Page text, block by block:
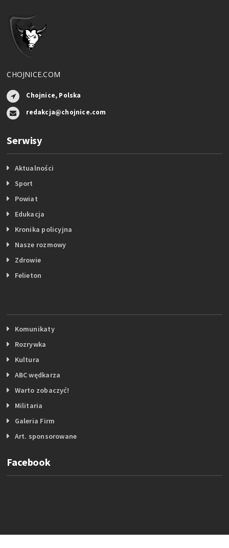
CHOJNICE.COM
Chojnice, Polska
redakcja@chojnice.com
Serwisy
Aktualności
Sport
Powiat
Edukacja
Kronika policyjna
Nasze rozmowy
Zdrowie
Felieton
Komunikaty
Rozrywka
Kultura
ABC wędkarza
Warto zobaczyć!
Militaria
Galeria Firm
Art. sponsorowane
Facebook